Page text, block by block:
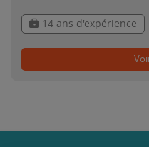
14 ans d'expérience